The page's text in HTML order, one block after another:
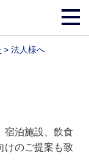
>法人様へ
宿泊施設、飲食
けのご提案も致